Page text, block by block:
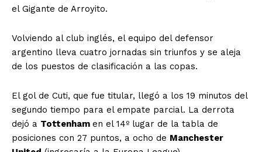
el Gigante de Arroyito.
Volviendo al club inglés, el equipo del defensor
argentino lleva cuatro jornadas sin triunfos y se aleja
de los puestos de clasificación a las copas.
El gol de Cuti, que fue titular, llegó a los 19 minutos del
segundo tiempo para el empate parcial. La derrota
dejó a Tottenham en el 14º lugar de la tabla de
posiciones con 27 puntos, a ocho de Manchester